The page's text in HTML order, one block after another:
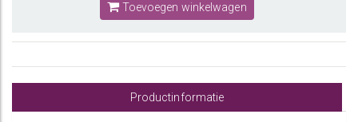
Toevoegen winkelwagen
Productinformatie